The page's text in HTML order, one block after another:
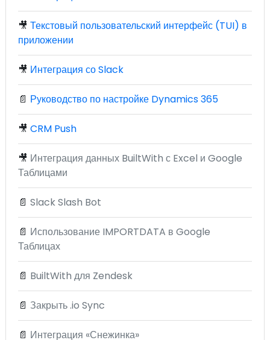
🎥 Текстовый пользовательский интерфейс (TUI) в
приложении
🎥 Интеграция со Slack
📄 Руководство по настройке Dynamics 365
🎥 CRM Push
🎥 Интеграция данных BuiltWith с Excel и Google
Таблицами
📄 Slack Slash Bot
📄 Использование IMPORTDATA в Google
Таблицах
📄 BuiltWith для Zendesk
📄 Закрыть .io Sync
📄 Интеграция «Снежинка»